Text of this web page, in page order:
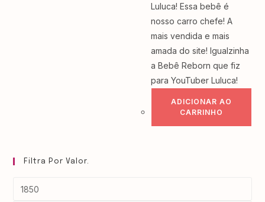
Luluca! Essa bebê é
nosso carro chefe! A
mais vendida e mais
amada do site! Igualzinha
a Bebê Reborn que fiz
para YouTuber Luluca!
ADICIONAR AO
CARRINHO
Filtra Por Valor.